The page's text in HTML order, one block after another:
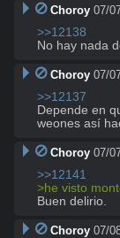
Choroy 07/
>>12138
No hay nada
Choroy 07/
>>12137
Depende en
weones así
Choroy 07/
>>12141
>he visto
Buen delirio.
Choroy 07/